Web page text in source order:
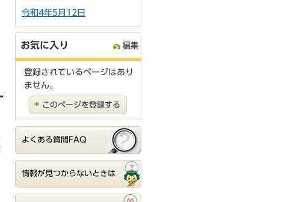
令和4年5月12日
お気に入り 編集
登録されているページはあり
ません。
このページを登録する
よくある質問FAQ
情報が見つからないときは